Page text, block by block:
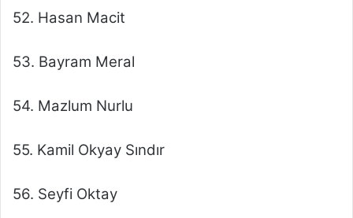
52. Hasan Macit
53. Bayram Meral
54. Mazlum Nurlu
55. Kamil Okyay Sındır
56. Seyfi Oktay